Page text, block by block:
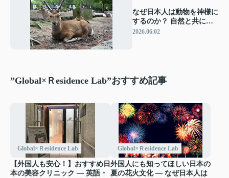
なぜ日本人は動物を神様に
するのか？ 自然と共に生
きる日本文化の秘密
2026.06.02
”Global×Ｒesidence Lab”おすすめ記事
Global×Ｒesidence Lab
【外国人も安心！】おすすめ日
本の美容クリニック ― 英語・
Global×Ｒesidence Lab
外国人にも知ってほしい日本の
夏の花火文化 ― なぜ日本人は